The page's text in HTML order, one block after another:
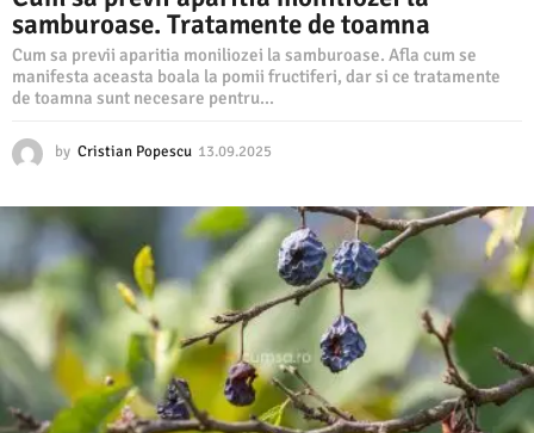
samburoase. Tratamente de toamna
Cum sa previi aparitia moniliozei la samburoase. Afla cum se
manifesta aceasta boala la pomii fructiferi, dar si ce tratamente
de toamna sunt necesare pentru...
by Cristian Popescu 13.09.2025
0
9
2
0
2
5